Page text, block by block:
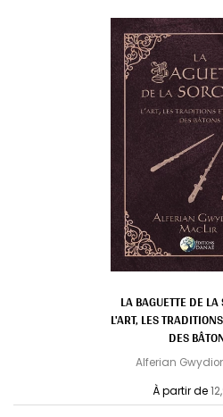
LA BAGUETTE DE
L'ART, LES
DES
Alferian
À partir de